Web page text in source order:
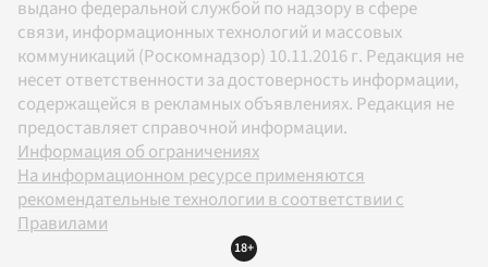
выдано федеральной службой по надзору в сфере
связи, информационных технологий и массовых
коммуникаций (Роскомнадзор) 10.11.2016 г. Редакция не
несет ответственности за достоверность информации,
содержащейся в рекламных объявлениях. Редакция не
предоставляет справочной информации.
Информация об ограничениях
На информационном ресурсе применяются
рекомендательные технологии в соответствии с
Правилами
18+